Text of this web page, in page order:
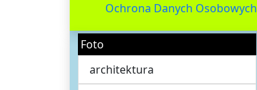
Ochrona Danych Osobowych
Foto
architektura